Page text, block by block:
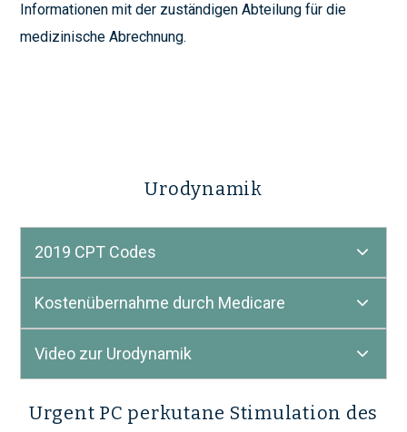
Informationen mit der zuständigen Abteilung für die
medizinische Abrechnung.
Urodynamik
2019 CPT Codes
Kostenübernahme durch Medicare
Video zur Urodynamik
Urgent PC perkutane Stimulation des